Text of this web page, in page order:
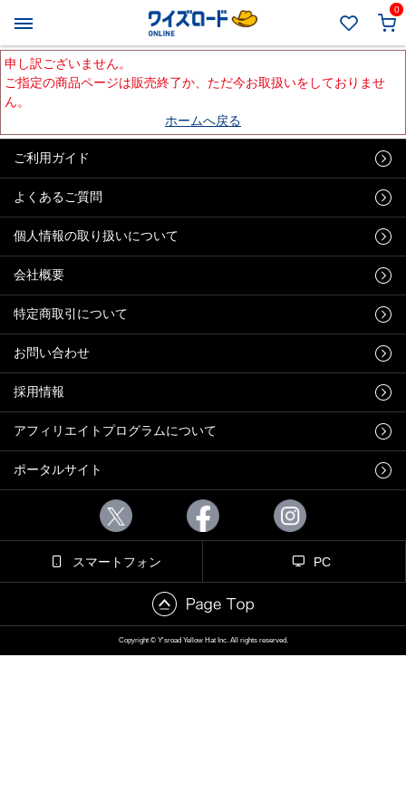
0
申し訳ございません。
ご指定の商品ページは販売終了か、ただ今お取扱いをしておりませ
ん。
ホームへ戻る
ご利用ガイド
よくあるご質問
個人情報の取り扱いについて
会社概要
特定商取引について
お問い合わせ
採用情報
アフィリエイトプログラムについて
ポータルサイト
スマートフォン PC
Copyright © Y'sroad Yellow Hat Inc. All rights reserved.